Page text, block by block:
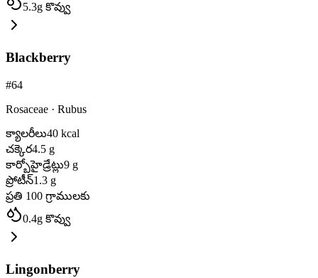
5.3g కొవ్వు
Blackberry
#64
Rosaceae · Rubus
క్యాలరీలు40 kcal
చక్కెర4.5 g
కార్బోహైడ్రేట్లు9 g
ప్రోటీన్1.3 g
ప్రతి 100 గ్రాములకు
0.4g కొవ్వు
Lingonberry